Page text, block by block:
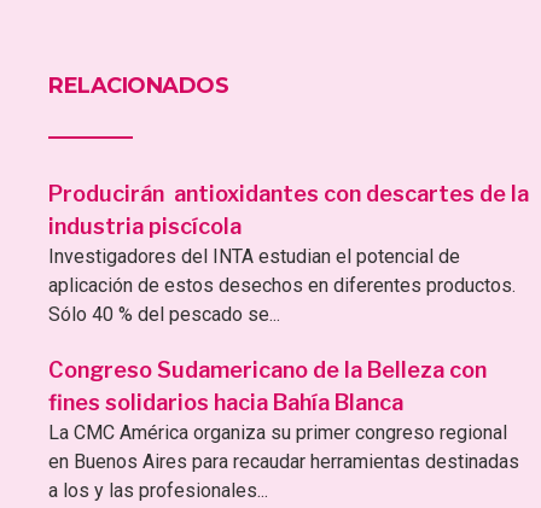
RELACIONADOS
Producirán antioxidantes con descartes de la
industria piscícola
Investigadores del INTA estudian el potencial de
aplicación de estos desechos en diferentes productos.
Sólo 40 % del pescado se...
Congreso Sudamericano de la Belleza con
fines solidarios hacia Bahía Blanca
La CMC América organiza su primer congreso regional
en Buenos Aires para recaudar herramientas destinadas
a los y las profesionales...